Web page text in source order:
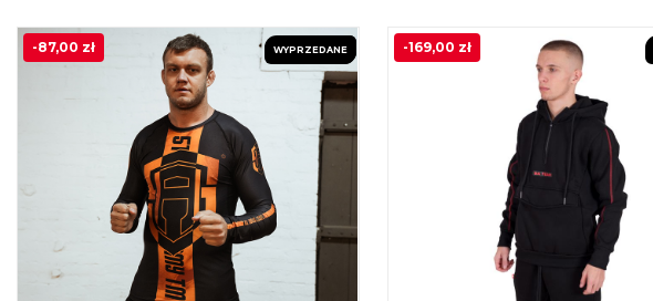
PROMOCJA!
WYPRZEDANE
-87,00 zł -169,00 zł